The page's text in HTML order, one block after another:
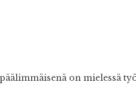
on mielessä